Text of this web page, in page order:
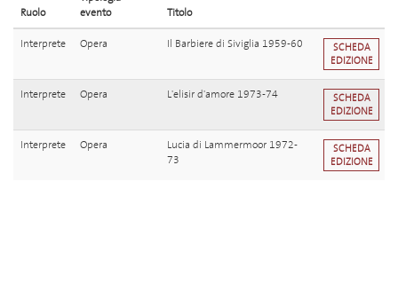
Ruolo
evento
Titolo
Interprete Opera Il Barbiere di Siviglia 1959-60
SCHEDA
EDIZIONE
Interprete Opera L'elisir d'amore 1973-74
SCHEDA
EDIZIONE
Interprete Opera
Lucia di Lammermoor 1972-
73
SCHEDA
EDIZIONE